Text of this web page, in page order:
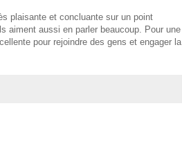
plaisante et concluante sur un point
aiment aussi en parler beaucoup. Pour une
pour rejoindre des gens et engager la